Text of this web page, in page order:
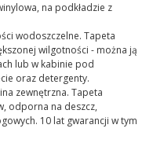
na podkładzie z
wodoszczelne. Tapeta
wilgotności - można ją
lub w kabinie pod
oraz detergenty.
zewnętrzna. Tapeta
odporna na deszcz,
10 lat gwarancji w tym